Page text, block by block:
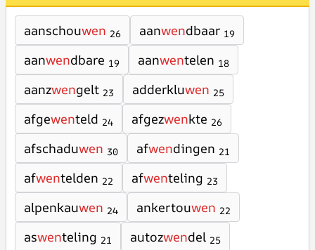
aanschouwen 26 aanwendbaar 19
aanwendbare 19 aanwentelen 18
aanzwengelt 23 adderkluwen 25
afgewenteld 24 afgezwenkte 26
afschaduwen 30 afwendingen 21
afwentelden 22 afwenteling 23
alpenkauwen 24 ankertouwen 22
aswenteling 21 autozwendel 25